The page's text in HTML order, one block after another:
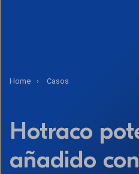
Home Casos
Hotraco
añadido